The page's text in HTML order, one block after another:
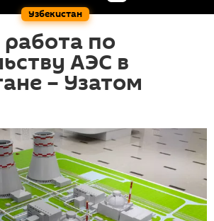
Узбекистан
по
АЭС в
– Узатом